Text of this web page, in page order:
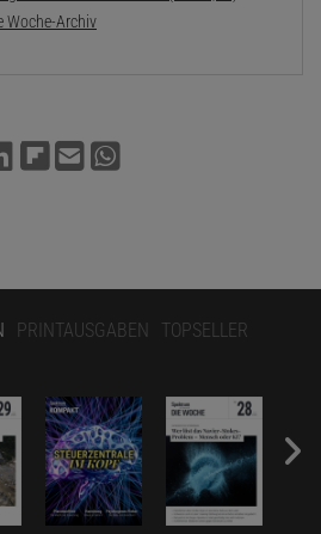
Woche-Archiv
PRINTAUSGABEN TOPSELLER